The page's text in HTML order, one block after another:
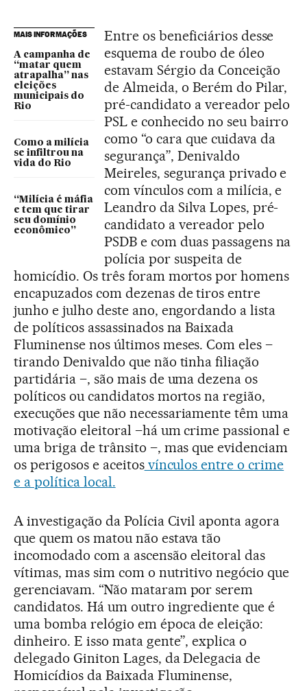
MAIS INFORMAÇÕES
A campanha de
“matar quem
atrapalha” nas
eleições
municipais do
Rio
Como a milícia
se infiltrou na
vida do Rio
“Milícia é máfia
e tem que tirar
seu domínio
econômico”
Entre os beneficiários desse
esquema de roubo de óleo
estavam Sérgio da Conceição
de Almeida, o Berém do Pilar,
pré-candidato a vereador pelo
PSL e conhecido no seu bairro
como “o cara que cuidava da
segurança”, Denivaldo
Meireles, segurança privado e
com vínculos com a milícia, e
Leandro da Silva Lopes, pré-
candidato a vereador pelo
PSDB e com duas passagens na
polícia por suspeita de
homicídio. Os três foram mortos por homens
encapuzados com dezenas de tiros entre
junho e julho deste ano, engordando a lista
de políticos assassinados na Baixada
Fluminense nos últimos meses. Com eles –
tirando Denivaldo que não tinha filiação
partidária –, são mais de uma dezena os
políticos ou candidatos mortos na região,
execuções que não necessariamente têm uma
motivação eleitoral –há um crime passional e
uma briga de trânsito –, mas que evidenciam
os perigosos e aceitosvínculos entre o crime
e a política local.
A investigação da Polícia Civil aponta agora
que quem os matou não estava tão
incomodado com a ascensão eleitoral das
vítimas, mas sim com o nutritivo negócio que
gerenciavam. “Não mataram por serem
candidatos. Há um outro ingrediente que é
uma bomba relógio em época de eleição:
dinheiro. E isso mata gente”, explica o
delegado Giniton Lages, da Delegacia de
Homicídios da Baixada Fluminense,